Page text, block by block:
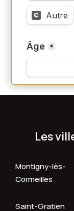
Les
Montigny-lès-
Cormeilles
Saint-Gratien